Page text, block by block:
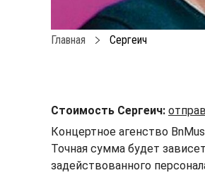
Главная Сергеич
Стоимость Сергеич:
Концертное агенство
Точная сумма будет
задействованного